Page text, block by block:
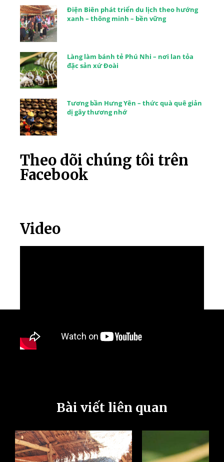
Điện Biên phát triển du lịch theo hướng
xanh – thông minh – bền vững
Làng làm bánh tẻ Phú Nhi – nơi lan tỏa
đặc sản xứ Đoài
Tương bần Hưng Yên – thức quà quê giản
dị gây thương nhớ
Theo dõi chúng tôi trên
Facebook
Video
Bài viết liên quan